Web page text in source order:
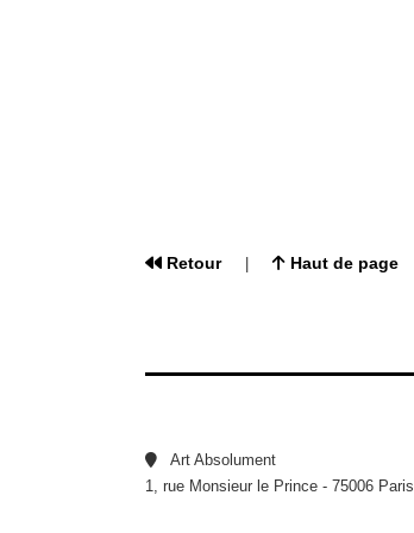
Retour| Haut de page
Art Absolument
1, rue Monsieur le Prince - 75006 Paris